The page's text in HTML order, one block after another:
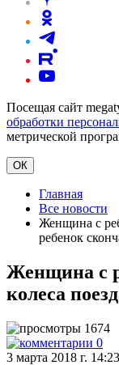
Посещая сайт
обработки
метрической
ОК
Главная
Все новости
Женщина с
ребенок
Женщина с
колеса
1674
0
3 марта 2018 г. 14:23